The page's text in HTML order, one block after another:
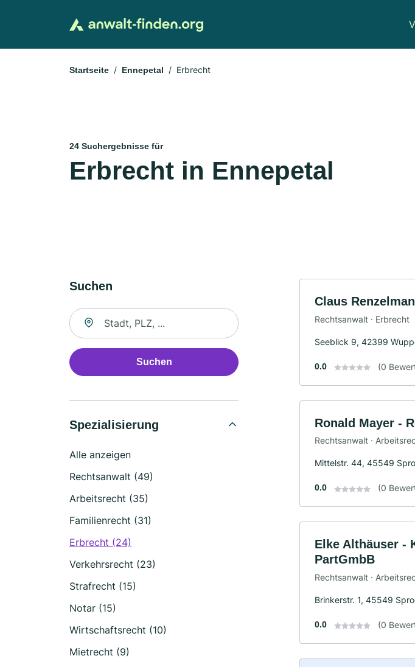
Startseite Ennepetal Erbrecht
24 Suchergebnisse für
Erbrecht in Ennepetal
Suchen
Suche nach Ort
Suchen
Spezialisierung
Alle anzeigen
Rechtsanwalt (49)
Arbeitsrecht (35)
Familienrecht (31)
Erbrecht (24)
Verkehrsrecht (23)
Strafrecht (15)
Notar (15)
Wirtschaftsrecht (10)
Mietrecht (9)
Claus
Rechtsanwalt · Erbrecht
Seeblick 9, 42399
0.0 (0
Ronald Mayer -
Rechtsanwalt ·
Mittelstr. 44, 45549
0.0 (0
Elke Althäuser -
PartGmbB
Rechtsanwalt ·
Brinkerstr. 1, 45549
0.0 (0